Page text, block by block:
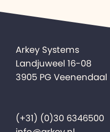
Arkey Systems
Landjuweel 16-08
3905 PG Veenendaal
(+31) (0)30 6346500